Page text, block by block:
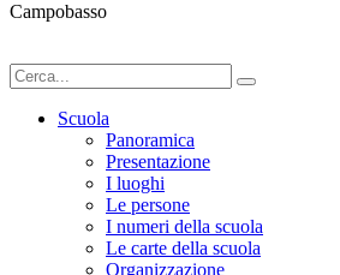
Campobasso
Scuola
Panoramica
Presentazione
I luoghi
Le persone
I numeri della scuola
Le carte della scuola
Organizzazione